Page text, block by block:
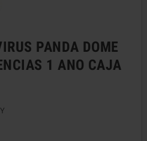
PANDA DOME
1 ANO CAJA